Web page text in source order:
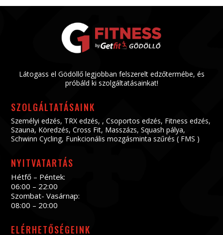
Látogass el Gödöllő legjobban felszerelt edzőtermébe, és
próbáld ki szolgáltatásainkat!
SZOLGÁLTATÁSAINK
Személyi edzés, TRX edzés, ,Csoportos edzés, Fitness edzés,
Szauna, Köredzés,Cross Fit, Masszázs,Squash pálya,
Schwinn Cycling, Funkcionális mozgásminta szűrés ( FMS )
NYITVATARTÁS
Hétfő – Péntek:
06:00 – 22:00
Szombat- Vasárnap:
08:00 – 20:00
ELÉRHETŐSÉGEINK